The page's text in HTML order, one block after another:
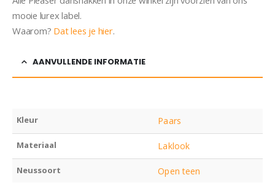
mooie lurex label.
Waarom? Dat lees je hier.
AANVULLENDE INFORMATIE
Kleur Paars
Materiaal Laklook
Neussoort Open teen